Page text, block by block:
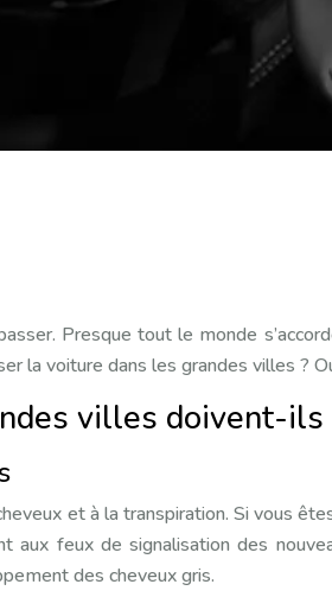
Presque tout le monde
voiture dans les grandes villes ?
villes doivent-ils
et à la transpiration. Si vous
feux de signalisation des
des cheveux gris.